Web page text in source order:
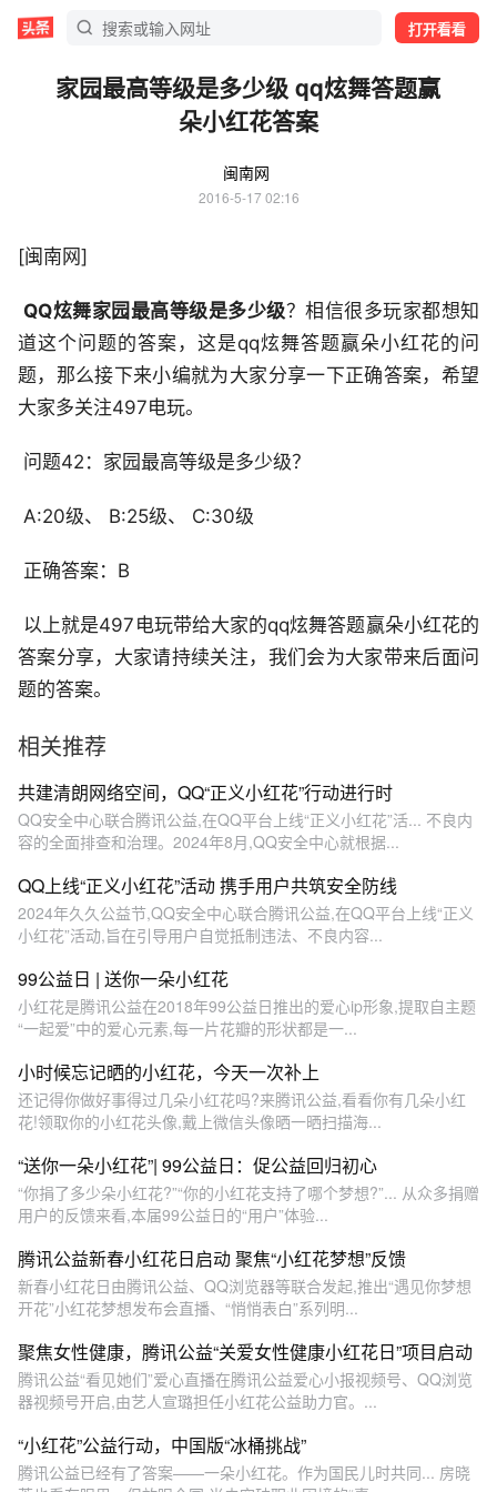
打开看看
家园最高等级是多少级 qq炫舞答题赢
朵小红花答案
闽南网
2016-5-17 02:16
[闽南网]
QQ炫舞家园最高等级是多少级？相信很多玩家都想知
道这个问题的答案，这是qq炫舞答题赢朵小红花的问
题，那么接下来小编就为大家分享一下正确答案，希望
大家多关注497电玩。
­ 问题42：家园最高等级是多少级？
­ A:20级、 B:25级、 C:30级
­ 正确答案：B
­ 以上就是497电玩带给大家的qq炫舞答题赢朵小红花的
答案分享，大家请持续关注，我们会为大家带来后面问
题的答案。
相关推荐
共建清朗网络空间，QQ“正义小红花”行动进行时
QQ安全中心联合腾讯公益,在QQ平台上线“正义小红花”活... 不良内
容的全面排查和治理。2024年8月,QQ安全中心就根据...
QQ上线“正义小红花”活动 携手用户共筑安全防线
2024年久久公益节,QQ安全中心联合腾讯公益,在QQ平台上线“正义
小红花”活动,旨在引导用户自觉抵制违法、不良内容...
99公益日 | 送你一朵小红花
小红花是腾讯公益在2018年99公益日推出的爱心ip形象,提取自主题
“一起爱”中的爱心元素,每一片花瓣的形状都是一...
小时候忘记晒的小红花，今天一次补上
还记得你做好事得过几朵小红花吗?来腾讯公益,看看你有几朵小红
花!领取你的小红花头像,戴上微信头像晒一晒扫描海...
“送你一朵小红花”| 99公益日：促公益回归初心
“你捐了多少朵小红花?”“你的小红花支持了哪个梦想?”... 从众多捐赠
用户的反馈来看,本届99公益日的“用户”体验...
腾讯公益新春小红花日启动 聚焦“小红花梦想”反馈
新春小红花日由腾讯公益、QQ浏览器等联合发起,推出“遇见你梦想
开花”小红花梦想发布会直播、“悄悄表白”系列明...
聚焦女性健康，腾讯公益“关爱女性健康小红花日”项目启动
腾讯公益“看见她们”爱心直播在腾讯公益爱心小报视频号、QQ浏览
器视频号开启,由艺人宣璐担任小红花公益助力官。...
“小红花”公益行动，中国版“冰桶挑战”
腾讯公益已经有了答案——一朵小红花。作为国民儿时共同... 房晓